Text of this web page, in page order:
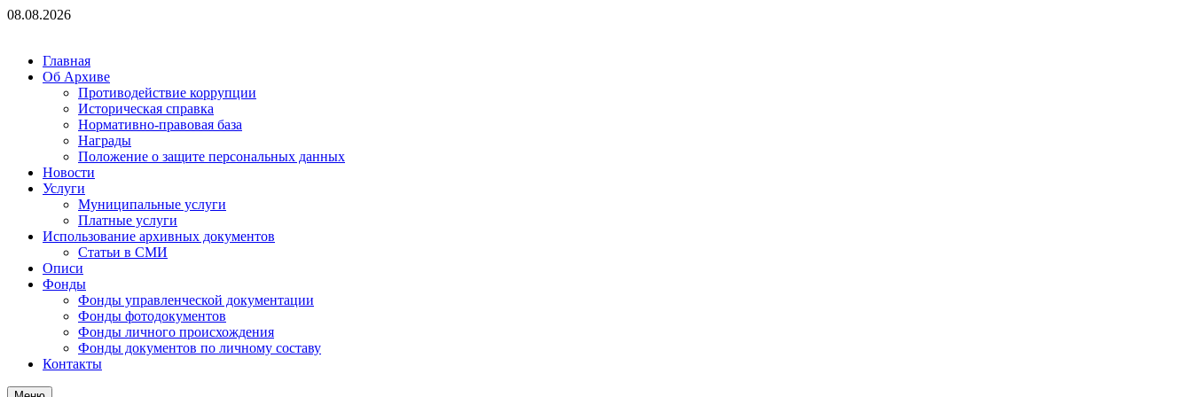
Перейти
08.08.2026
Главная
Об Архиве
Противодействие коррупции
Историческая справка
Нормативно-правовая база
Награды
Положение о защите персональных данных
Новости
Услуги
Муниципальные услуги
Платные услуги
Использование архивных документов
Статьи в СМИ
Описи
Фонды
Фонды управленческой документации
Фонды фотодокументов
Фонды личного происхождения
Фонды документов по личному составу
Контакты